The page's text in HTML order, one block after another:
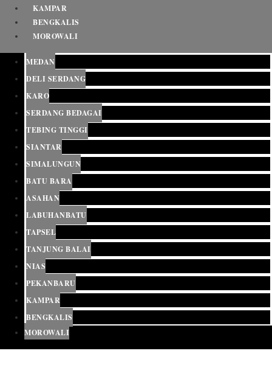
KAMPAR
BENGKALIS
MOROWALI
MEDAN
DELI SERDANG
KARO
SERDANG BEDAGAI
TEBING TINGGI
SIANTAR
SIMALUNGUN
BATU BARA
ASAHAN
LABUHANBATU
TAPSEL
TANJUNG BALAI
NIAS
PEKANBARU
KAMPAR
BENGKALIS
MOROWALI